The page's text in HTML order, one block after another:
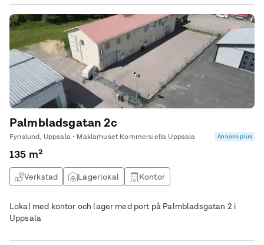
Palmbladsgatan 2c
Fyrislund, Uppsala • Mäklarhuset Kommersiella Uppsala Annons plus
135 m²
Verkstad Lagerlokal Kontor
Lokal med kontor och lager med port på Palmbladsgatan 2 i
Uppsala